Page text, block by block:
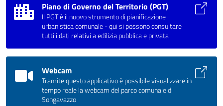
Piano di Governo del Territorio (PGT)
Il PGT è il nuovo strumento di pianificazione
urbanistica comunale - qui si possono consultare
tutti i dati relativi a edilizia pubblica e privata
Webcam
Tramite questo applicativo è possibile visualizzare in
tempo reale la webcam del parco comunale di
Songavazzo